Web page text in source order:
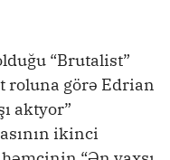
“Brutalist”
roluna görə Edrian
aktyor”
ikinci